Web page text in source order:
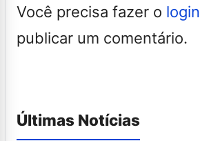
Você precisa fazer o login
publicar um comentário.
Últimas Notícias